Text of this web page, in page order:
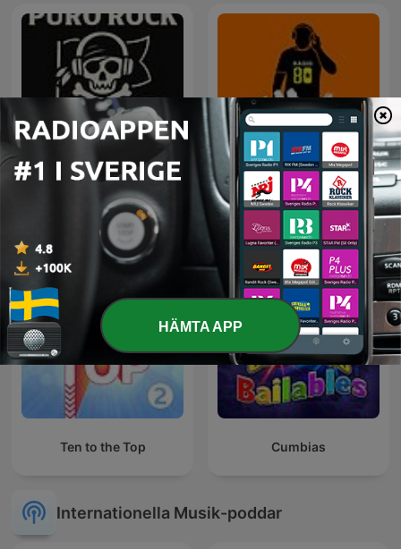
Rock Puro Rock - Emisión
Pirata.
80 mix
Ten to the Top Cumbias
Internationella Musik-poddar
HÄMTA APP